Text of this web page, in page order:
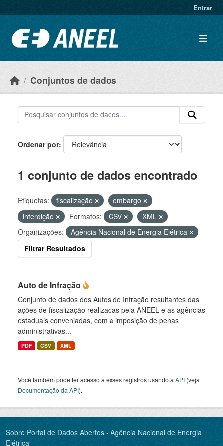
Entrar
Conjuntos de dados
Ordenar por
1 conjunto de dados encontrado
Etiquetas: fiscalização
embargo
interdição
Formatos: CSV
XML
Organizações:
Agência Nacional de Energia Elétrica
Filtrar Resultados
Auto de Infração
Conjunto de dados dos Autos de Infração resultantes das
ações de fiscalização realizadas pela ANEEL e as agências
estaduais conveniadas, com a imposição de penas
administrativas...
PDF CSV XML
Você também pode ter acesso a esses registros usando a API (veja
Documentação da API).
Sobre Portal de Dados Abertos - Agência Nacional de Energia
Elétrica